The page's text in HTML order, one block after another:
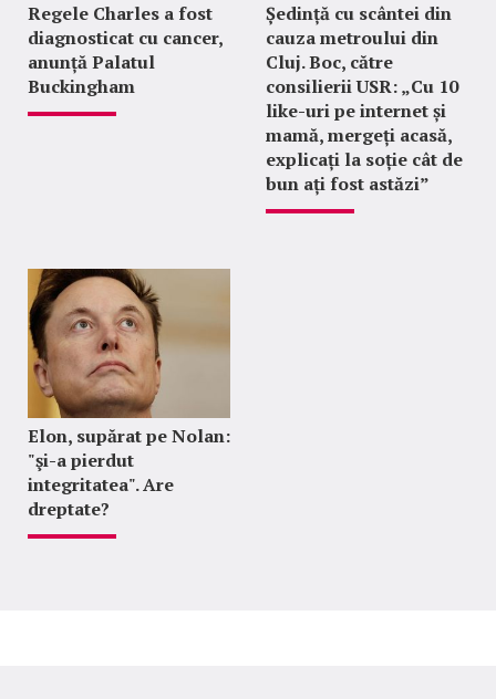
Regele Charles a fost
diagnosticat cu cancer,
anunță Palatul
Buckingham
Ședință cu scântei din
cauza metroului din
Cluj. Boc, către
consilierii USR: „Cu 10
like-uri pe internet și
mamă, mergeți acasă,
explicați la soție cât de
bun ați fost astăzi”
Elon, supărat pe Nolan:
"şi-a pierdut
integritatea". Are
dreptate?